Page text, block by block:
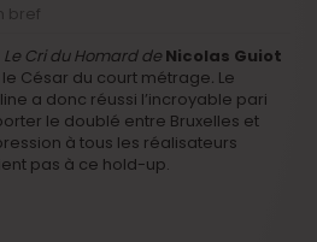
bref
Le Cri du Homard de Nicolas Guiot
César du court métrage. Le
a donc réussi l’incroyable pari
le doublé entre Bruxelles et
à tous les réalisateurs
pas à ce hold-up.